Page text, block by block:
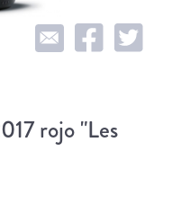
rojo "Les